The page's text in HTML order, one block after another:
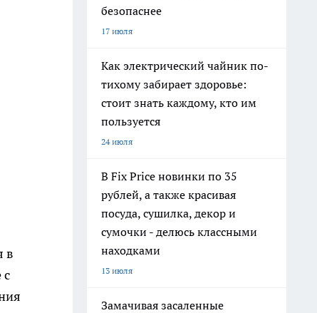
в
с
безопаснее
17 июля
Как электрический чайник по-
тихому забирает здоровье:
стоит знать каждому, кто им
пользуется
24 июля
В Fix Price новинки по 35
рублей, а также красивая
посуда, сушилка, декор и
сумочки - делюсь классными
находками
13 июля
Замачивая засаленные